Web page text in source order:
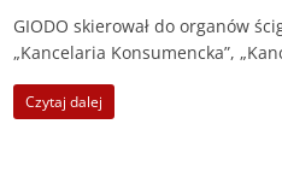
GIODO skierował do organów
„Kancelaria Konsumencka”,
Czytaj dalej